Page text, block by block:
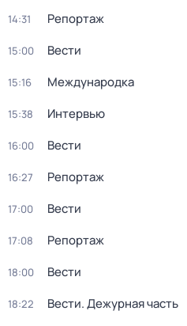
14:31 Репортаж
15:00 Вести
15:16 Международка
15:38 Интервью
16:00 Вести
16:27 Репортаж
17:00 Вести
17:08 Репортаж
18:00 Вести
18:22 Вести. Дежурная часть